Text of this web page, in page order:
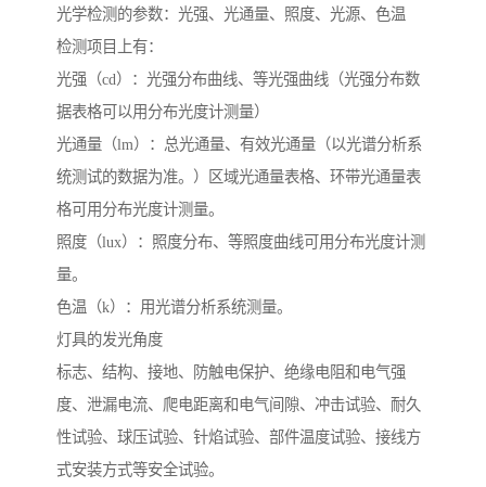
光学检测的参数：光强、光通量、照度、光源、色温
检测项目上有：
光强（cd）：光强分布曲线、等光强曲线（光强分布数
据表格可以用分布光度计测量）
光通量（lm）：总光通量、有效光通量（以光谱分析系
统测试的数据为准。）区域光通量表格、环带光通量表
格可用分布光度计测量。
照度（lux）：照度分布、等照度曲线可用分布光度计测
量。
色温（k）：用光谱分析系统测量。
灯具的发光角度
标志、结构、接地、防触电保护、绝缘电阻和电气强
度、泄漏电流、爬电距离和电气间隙、冲击试验、耐久
性试验、球压试验、针焰试验、部件温度试验、接线方
式安装方式等安全试验。